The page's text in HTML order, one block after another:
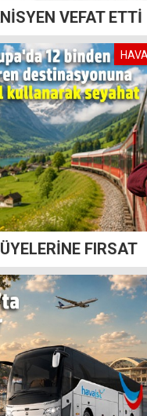
VEFAT ETTİ
FIRSAT